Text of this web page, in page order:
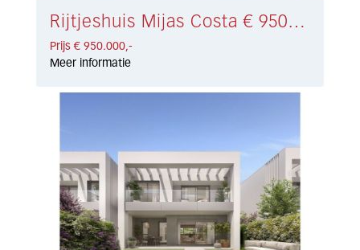
Rijtjeshuis Mijas Costa € 950.000,-
Prijs € 950.000,-
Meer informatie